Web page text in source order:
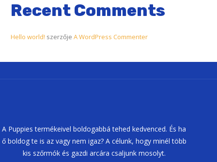
Recent Comments
Hello world! szerzőjeA WordPress Commenter
A Puppies termékeivel boldogabbá tehed kedvenced. És ha
ő boldog te is az vagy nem igaz? A célunk, hogy minél több
kis szőrmók és gazdi arcára csaljunk mosolyt.